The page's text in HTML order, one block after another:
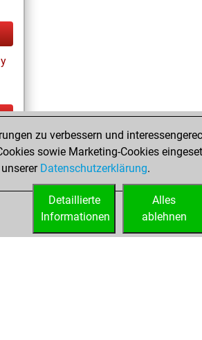
zu verbessern und
sowie Marketing-Cookies
Datenschutzerklärung.
Alles
ablehnen
Detaillierte
Informationen